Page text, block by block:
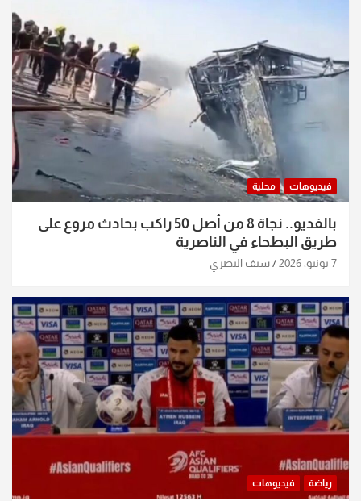
فيديوهات محلية
بالفديو.. نجاة 8 من أصل 50 راكب بحادث مروع على
طريق البطحاء في الناصرية
7 يونيو، 2026 سيف البصري
رياضة فيديوهات